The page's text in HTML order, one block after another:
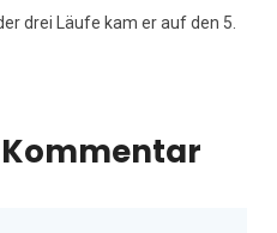
drei Läufe kam er auf den 5.